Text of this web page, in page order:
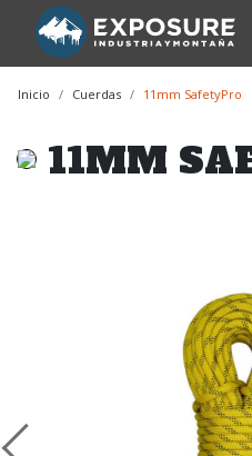
Inicio Cuerdas 11mm SafetyPro
11MM